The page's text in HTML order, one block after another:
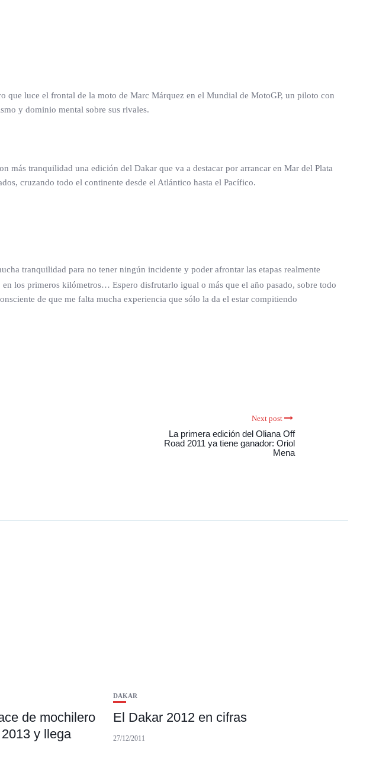
que luce el frontal de la moto de Marc Márquez en el Mundial de MotoGP, un piloto con
y dominio mental sobre sus rivales.
más tranquilidad una edición del Dakar que va a destacar por arrancar en Mar del Plata
cruzando todo el continente desde el Atlántico hasta el Pacífico.
tranquilidad para no tener ningún incidente y poder afrontar las etapas realmente
los primeros kilómetros… Espero disfrutarlo igual o más que el año pasado, sobre todo
de que me falta mucha experiencia que sólo la da el estar compitiendo
Next post
La primera edición del Oliana Off
Road 2011 ya tiene ganador: Oriol
Mena
de mochilero
y llega
DAKAR
El Dakar 2012 en cifras
27/12/2011